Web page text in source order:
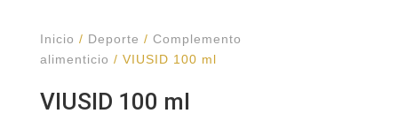
Inicio / Deporte / Complemento
alimenticio / VIUSID 100 ml
VIUSID 100 ml